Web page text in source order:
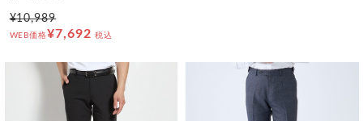
¥10,989
WEB価格¥7,692 税込